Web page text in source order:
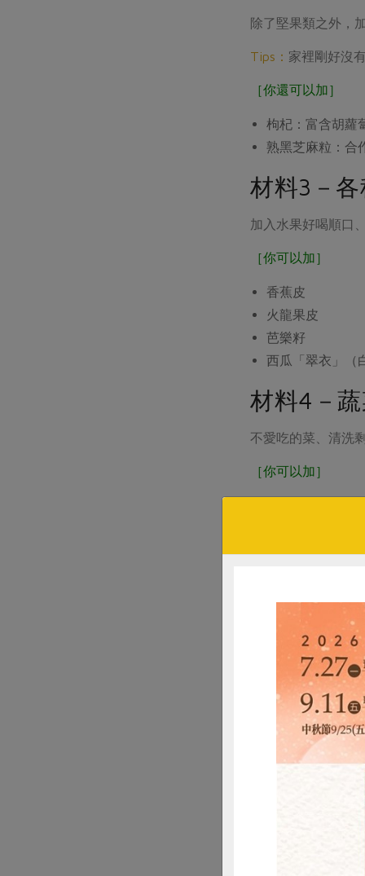
除了堅果類之外，
Tips： 家裡剛好沒
［你還可以加］
枸杞：富含胡蘿
熟黑芝麻粒：合
材料3－
加入水果好喝順口
［你可以加］
香蕉皮
火龍果皮
芭樂籽
西瓜「翠衣」（
材料4－
不愛吃的菜、清洗
［你可以加］
花椰菜、高麗菜
步驟－全
加入果汁機一起
小提醒
想控制血糖的